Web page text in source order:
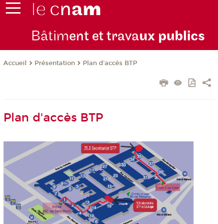
Bâtiment et travaux publics
Accueil Présentation Plan d'accès BTP
Plan d'accès BTP